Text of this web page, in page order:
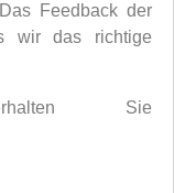
Feedback der
wir das richtige
Sie